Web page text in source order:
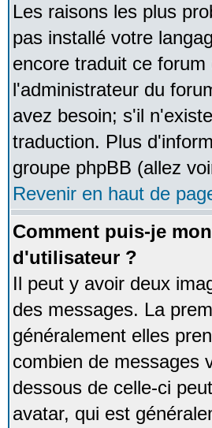
Les raisons les plus
pas installé votre
encore traduit ce
l'administrateur du
avez besoin; s'il
traduction. Plus
groupe phpBB (allez
Revenir en haut de
Comment puis-je
d'utilisateur ?
Il peut y avoir deux
des messages. La
généralement elles
combien de messages
dessous de celle-ci
avatar, qui est